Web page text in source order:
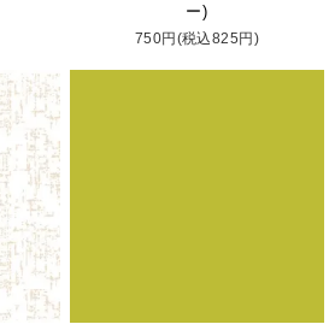
ー)
750円(税込825円)